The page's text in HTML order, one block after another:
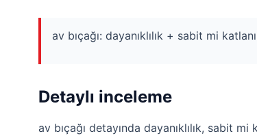
av bıçağı: dayanıklılık + sabit mi
Detaylı inceleme
av bıçağı detayında dayanıklılık, sabit